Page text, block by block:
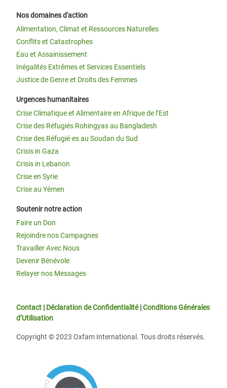
Nos domaines d'action
Alimentation, Climat et Ressources Naturelles
Conflits et Catastrophes
Eau et Assainissement
Inégalités Extrêmes et Services Essentiels
Justice de Genre et Droits des Femmes
Urgences humanitaires
Crise Climatique et Alimentaire en Afrique de l’Est
Crise des Réfugiés Rohingyas au Bangladesh
Crise des Réfugié·es au Soudan du Sud
Crisis in Gaza
Crisis in Lebanon
Crise en Syrie
Crise au Yémen
Soutenir notre action
Faire un Don
Rejoindre nos Campagnes
Travailler Avec Nous
Devenir Bénévole
Relayer nos Messages
Contact | Déclaration de Confidentialité|Conditions Générales
d’Utilisation
Copyright © 2023 Oxfam International. Tous droits réservés.